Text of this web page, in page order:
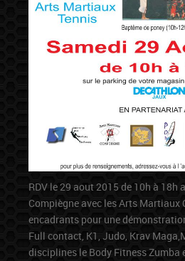
RDV le 29 aout 2015 de 10h à 18h
Compiègneavec lesArts Martiaux
encadrants pour une
Full contact, K1, Judo, Krav
disciplines le Body Fitness Zumba